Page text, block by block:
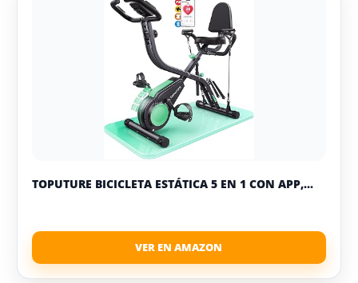
TOPUTURE BICICLETA ESTÁTICA 5 EN 1 CON APP,...